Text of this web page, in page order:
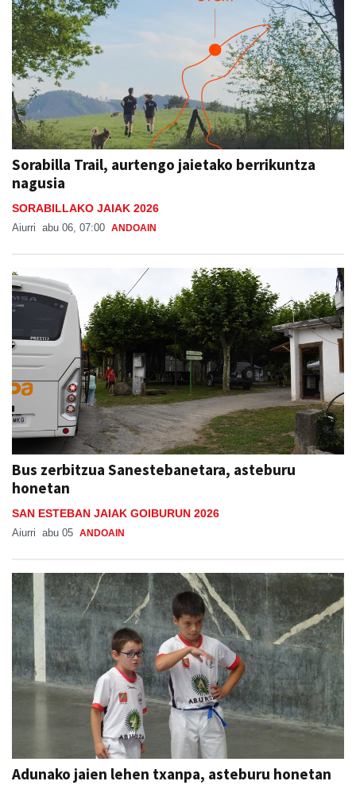
Sorabilla Trail, aurtengo jaietako berrikuntza
nagusia
SORABILLAKO JAIAK 2026
Aiurri abu 06, 07:00 ANDOAIN
Bus zerbitzua Sanestebanetara, asteburu
honetan
SAN ESTEBAN JAIAK GOIBURUN 2026
Aiurri abu 05 ANDOAIN
Adunako jaien lehen txanpa, asteburu honetan